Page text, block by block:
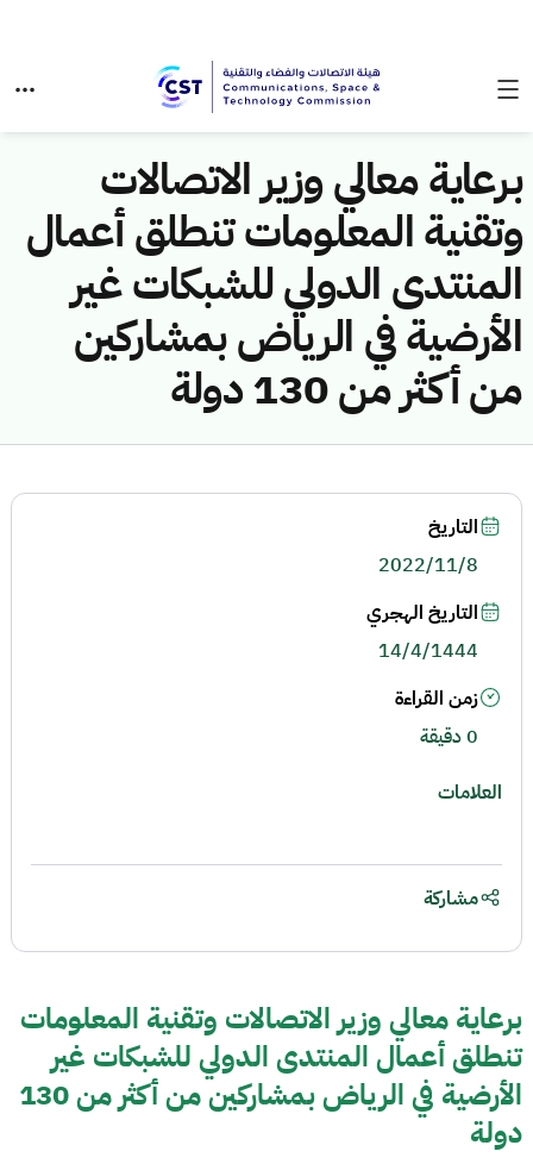
برعاية معالي وزير الاتصالات
وتقنية المعلومات تنطلق أعمال
المنتدى الدولي للشبكات غير
الأرضية في الرياض بمشاركين
من أكثر من 130 دولة
برعاية معالي وزير الاتصالات وتقنية المعلومات
تنطلق أعمال المنتدى الدولي للشبكات غير
الأرضية في الرياض بمشاركين من أكثر من 130
دولة
التاريخ
2022/11/8
التاريخ الهجري
14/4/1444
زمن القراءة
0 دقيقة
العلامات
مشاركة